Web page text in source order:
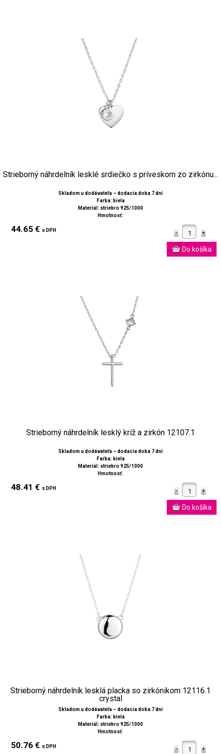
Strieborný náhrdelník lesklé srdiečko s príveskom zo zirkónu...
Skladom u dodávateľa – dodacia doba 7 dní
Farba: biela
Materiál: striebro 925/1000
Hmotnosť:
44.65 € s DPH
Strieborný náhrdelník lesklý kríž a zirkón 12107.1
Skladom u dodávateľa – dodacia doba 7 dní
Farba: biela
Materiál: striebro 925/1000
Hmotnosť:
48.41 € s DPH
Strieborný náhrdelník lesklá placka so zirkónikom 12116.1
crystal
Skladom u dodávateľa – dodacia doba 7 dní
Farba: biela
Materiál: striebro 925/1000
Hmotnosť:
50.76 € s DPH